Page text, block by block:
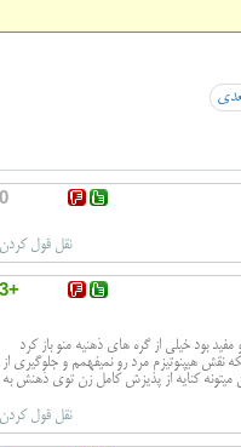
0
نقل قول کردن
+3
بود خیلی از گره های ذهنیه منو باز کرد
نقش هیپنوتیزم مرد رو نمیفهمم و جلوگیری از
میتونه کنایه از پذیزش کامل زن توی ذهنش به
نقل قول کردن